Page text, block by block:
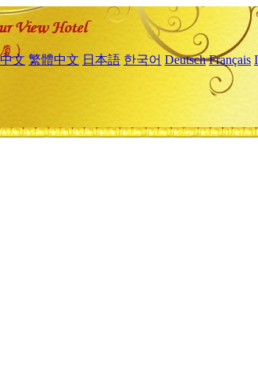
文 繁體中文 日本語 한국어 Deutsch Français